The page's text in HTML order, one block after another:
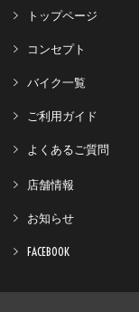
トップページ
コンセプト
バイク一覧
ご利用ガイド
よくあるご質問
店舗情報
お知らせ
FACEBOOK